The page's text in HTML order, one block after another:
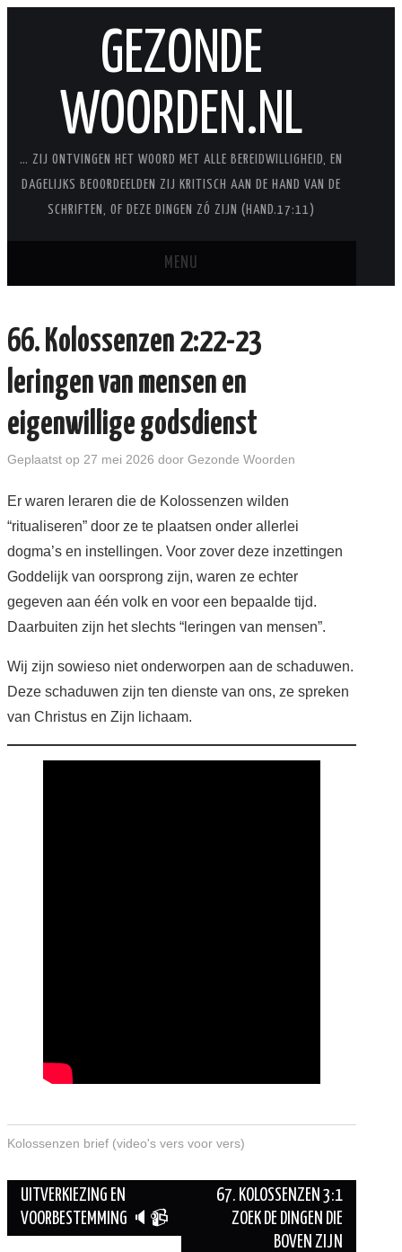
GEZONDE
WOORDEN.NL
… ZIJ ONTVINGEN HET WOORD MET ALLE BEREIDWILLIGHEID, EN
DAGELIJKS BEOORDEELDEN ZIJ KRITISCH AAN DE HAND VAN DE
SCHRIFTEN, OF DEZE DINGEN ZÓ ZIJN (HAND.17:11)
MENU
STUDIES
STUDIESERIES
BOEKEN EN BROCHURES
WIE BEN IK? + CONTACT
ENGLISH
ENGLISH SERIES
66. Kolossenzen 2:22-23
leringen van mensen en
eigenwillige godsdienst
Geplaatst op 27 mei 2026 door Gezonde Woorden
Er waren leraren die de Kolossenzen wilden
“ritualiseren” door ze te plaatsen onder allerlei
dogma’s en instellingen. Voor zover deze inzettingen
Goddelijk van oorsprong zijn, waren ze echter
gegeven aan één volk en voor een bepaalde tijd.
Daarbuiten zijn het slechts “leringen van mensen”.
Wij zijn sowieso niet onderworpen aan de schaduwen.
Deze schaduwen zijn ten dienste van ons, ze spreken
van Christus en Zijn lichaam.
Kolossenzen brief (video's vers voor vers)
Berichtnavigatie
UITVERKIEZING EN
VOORBESTEMMING 🔈📹
67. KOLOSSENZEN 3:1
ZOEK DE DINGEN DIE
BOVEN ZIJN